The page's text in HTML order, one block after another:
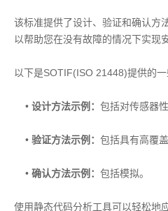
该标准提供了设计、验证和确认方
以帮助您在没有故障的情况下实现安
以下是SOTIF(ISO 21448)提供的一
• 设计方法示例 ： 包括对传感器
• 验证方法示例 ： 包括具有高覆
• 确认方法示例 ： 包括模拟。
使用静态代码分析工具可以轻松地